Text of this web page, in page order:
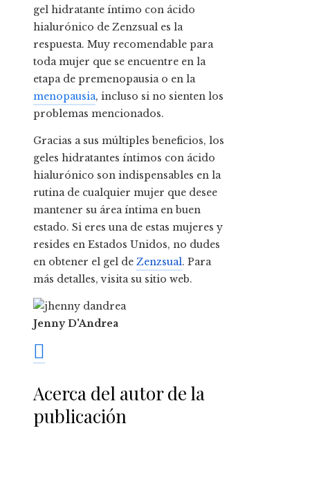
gel hidratante íntimo con ácido
hialurónico de Zenzsual es la
respuesta. Muy recomendable para
toda mujer que se encuentre en la
etapa de premenopausia o en la
menopausia, incluso si no sienten los
problemas mencionados.
Gracias a sus múltiples beneficios, los
geles hidratantes íntimos con ácido
hialurónico son indispensables en la
rutina de cualquier mujer que desee
mantener su área íntima en buen
estado. Si eres una de estas mujeres y
resides en Estados Unidos, no dudes
en obtener el gel de Zenzsual. Para
más detalles, visita su sitio web.
Jenny D'Andrea
Acerca del autor de la
publicación